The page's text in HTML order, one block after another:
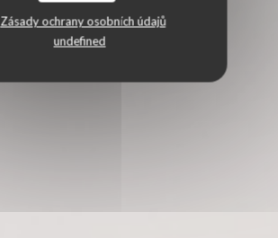
Zásady ochrany osobních údajů
undefined